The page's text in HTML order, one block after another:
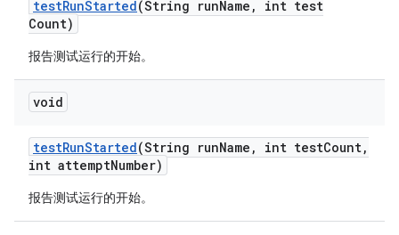
testRunStarted(String runName ,
int test
Count)
报告测试运行的开始。
void
testRunStarted(String runName , int testCount,
int attemptNumber)
报告测试运行的开始。